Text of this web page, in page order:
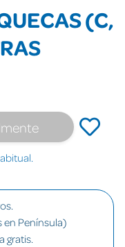
(C,
en Península)
gratis.